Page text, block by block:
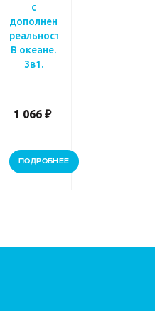
с
дополненной
реальностью.
В океане.
3в1.
1 066 ₽
ПОДРОБНЕЕ